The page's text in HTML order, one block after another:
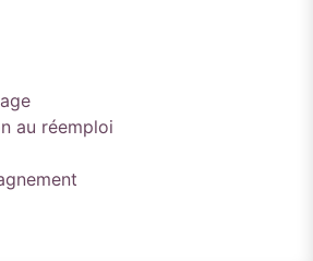
au réemploi